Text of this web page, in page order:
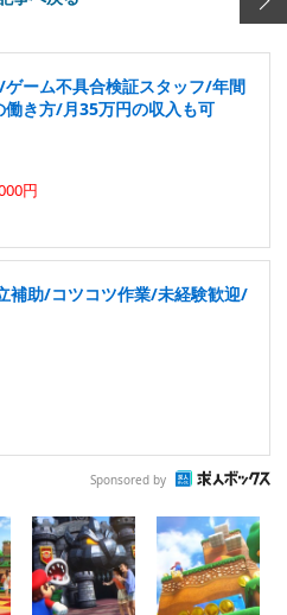
ーム不具合検証スタッフ/年間
き方/月35万円の収入も可
円
補助/コツコツ作業/未経験歓迎/
Sponsored by